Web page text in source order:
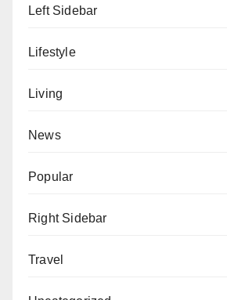
Left Sidebar
Lifestyle
Living
News
Popular
Right Sidebar
Travel